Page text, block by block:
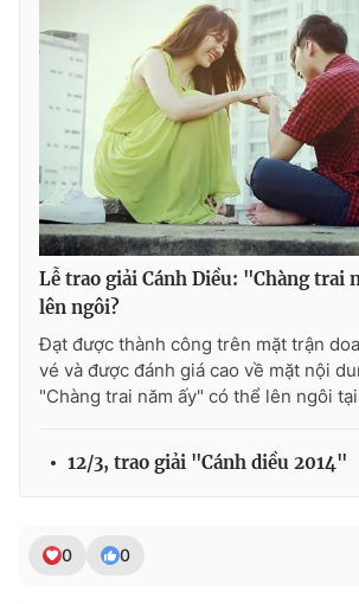
THỜI BÁO VTV
Theo dõi báo trên
Cơ quan chủ quản:
Đài Truyền hình Việt
Giấy phép hoạt động báo in và báo điện tử
cấp ngày 29/12/2023
Phó Tổng Biên tập:Nguyễn Thị Mỹ Hạnh,
Nguyễn Trọng Ninh
Ðiện thoại Thời báo VTV:
Lễ trao giải Cánh Diều: "Chàng trai
lên ngôi?
Đạt được thành công trên mặt trận
vé và được đánh giá cao về mặt nội
"Chàng trai năm ấy" có thể lên ngôi
12/3, trao giải "Cánh diều 2014"
0 0